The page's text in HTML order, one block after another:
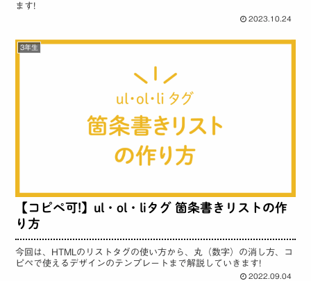
ます!
2023.10.24
3年生
【コピペ可!】ul・ol・liタグ 箇条書きリストの作
り方
今回は、HTMLのリストタグの使い方から、丸（数字）の消し方、コ
ピペで使えるデザインのテンプレートまで解説していきます!
2022.09.04